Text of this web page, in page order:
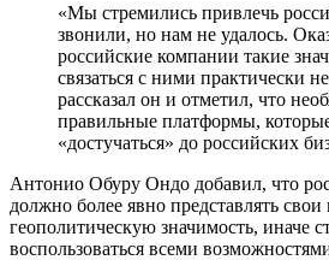
«Мы стремились привлечь
звонили, но нам не удалось.
российские компании такие
связаться с ними практически
рассказал он и отметил, что
правильные платформы,
«достучаться» до российских
Антонио Обуру Ондо добавил, что
должно более явно представлять свои
геополитическую значимость, иначе
воспользоваться всеми